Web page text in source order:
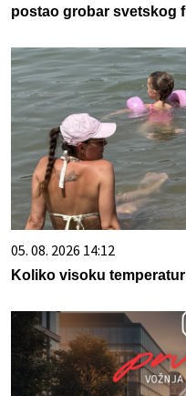
postao grobar svetskog
05. 08. 2026 14:12
Koliko visoku